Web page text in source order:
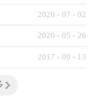
控第一党支部举办了“学
、...
2020 - 07 - 02
2020 - 05 - 26
2017 - 09 - 13